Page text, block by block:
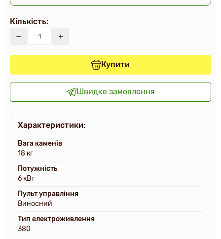
Кількість:
Купити
Швидке замовлення
Характеристики:
Вага каменів
18 кг
Потужність
6 кВт
Пульт управління
Виносний
Тип електроживлення
380